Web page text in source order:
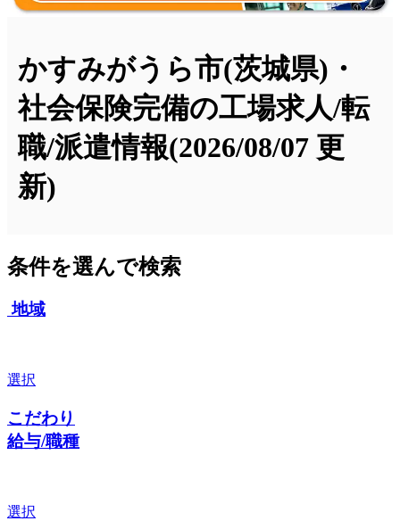
かすみがうら市(茨城県)・
社会保険完備の工場求人/転
職/派遣情報(2026/08/07 更
新)
条件を選んで検索
地域
選択
こだわり
給与/職種
選択